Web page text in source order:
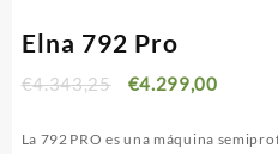
Elna 792 Pro
€4.343,25 €4.299,00
La 792 PRO es una máquina